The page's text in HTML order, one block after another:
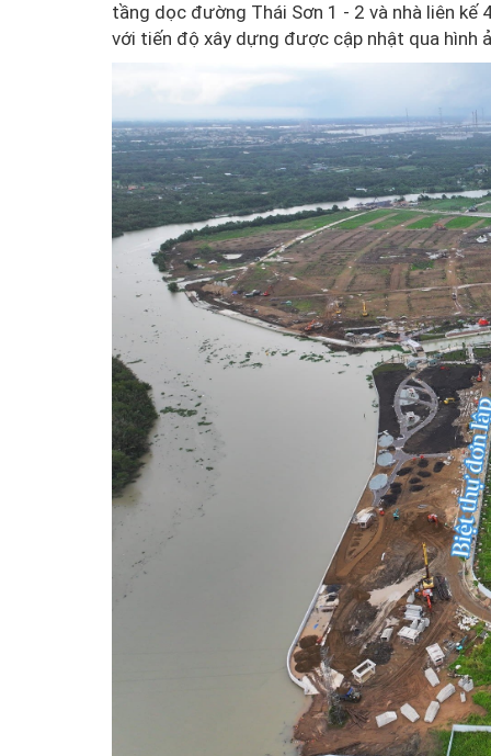
tầng dọc đường Thái Sơn 1 - 2 và nhà liên
với tiến độ xây dựng được cập nhật qua hình